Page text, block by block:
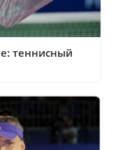
теннисный